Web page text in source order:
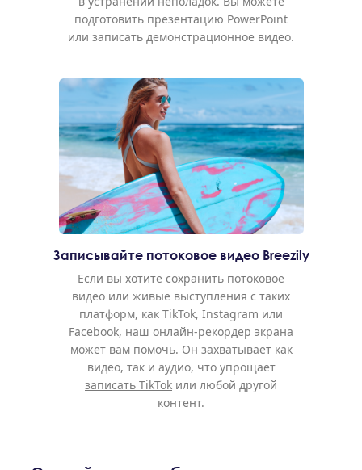
подготовить презентацию PowerPoint
или записать демонстрационное видео.
Записывайте потоковое видео Breezily
Если вы хотите сохранить потоковое
видео или живые выступления с таких
платформ, как TikTok, Instagram или
Facebook, наш онлайн-рекордер экрана
может вам помочь. Он захватывает как
видео, так и аудио, что упрощает
записать TikTok или любой другой
контент.